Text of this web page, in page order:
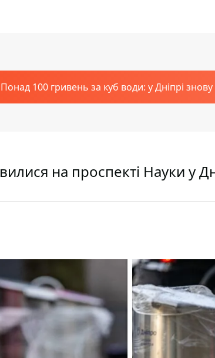
Понад 100 гривень за куб води: у Дніпрі
на проспекті Науки у